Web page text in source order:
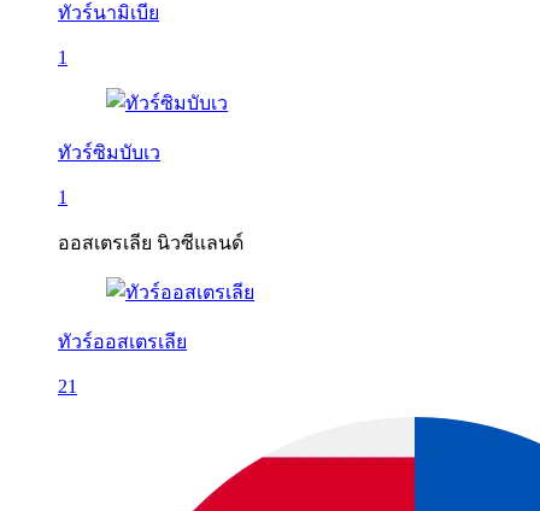
ทัวร์นามิเบีย
1
ทัวร์ซิมบับเว
1
ออสเตรเลีย นิวซีแลนด์
ทัวร์ออสเตรเลีย
21